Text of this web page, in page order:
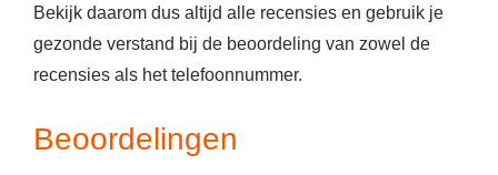
Bekijk daarom dus altijd alle recensies en gebruik je
gezonde verstand bij de beoordeling van zowel de
recensies als het telefoonnummer.
Beoordelingen